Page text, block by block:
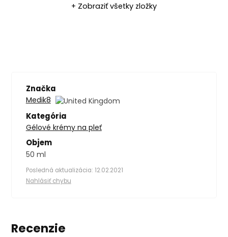
+ Zobraziť všetky zložky
Značka
Medik8
Kategória
Gélové krémy na pleť
Objem
50 ml
Posledná aktualizácia: 12.02.2021
Nahlásiť chybu
Recenzie